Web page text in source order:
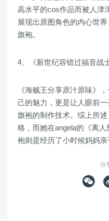
高水平的cos作品而被人津
展现出原图角色的内心世
旗袍。
4、《新世纪容错过福音战
《海贼王分享原汁原味》
己的魅力，更是让人眼前
旗袍的制作技术。综上所
格，而她在angela的《离
袍则是经历了小时候妈妈亲
分
